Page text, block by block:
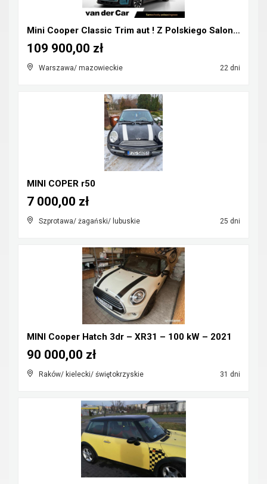
Mini Cooper Classic Trim aut ! Z Polskiego Salonu ...
Warszawa/ mazowieckie 22 dni
109 900,00 zł
MINI COPER r50
Szprotawa/ żagański/ lubuskie 25 dni
7 000,00 zł
MINI Cooper Hatch 3dr – XR31 – 100 kW – 2021
Raków/ kielecki/ świętokrzyskie 31 dni
90 000,00 zł